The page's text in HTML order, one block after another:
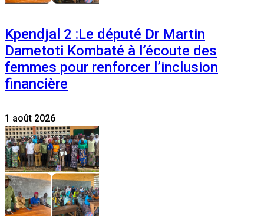
Kpendjal 2 :Le député Dr Martin
Dametoti Kombaté à l’écoute des
femmes pour renforcer l’inclusion
financière
1 août 2026